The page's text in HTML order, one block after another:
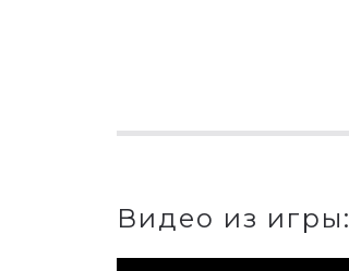
Видео из игры: